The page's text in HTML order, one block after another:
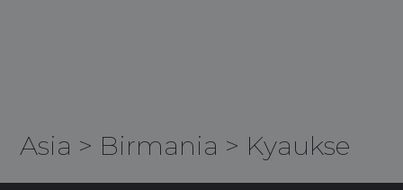
Asia > Birmania > Kyaukse